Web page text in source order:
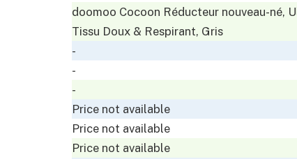
doomoo Cocoon Réducteur nouveau-né,
Tissu Doux & Respirant, Gris
-
-
-
Price not available
Price not available
Price not available